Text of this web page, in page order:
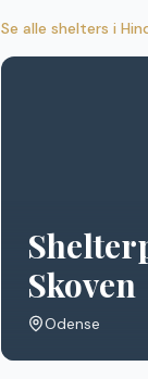
Se alle shelters i
Skoven
Odense